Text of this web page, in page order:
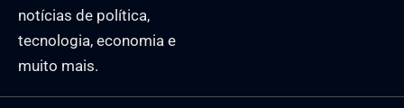
notícias de política,
tecnologia, economia e
muito mais.